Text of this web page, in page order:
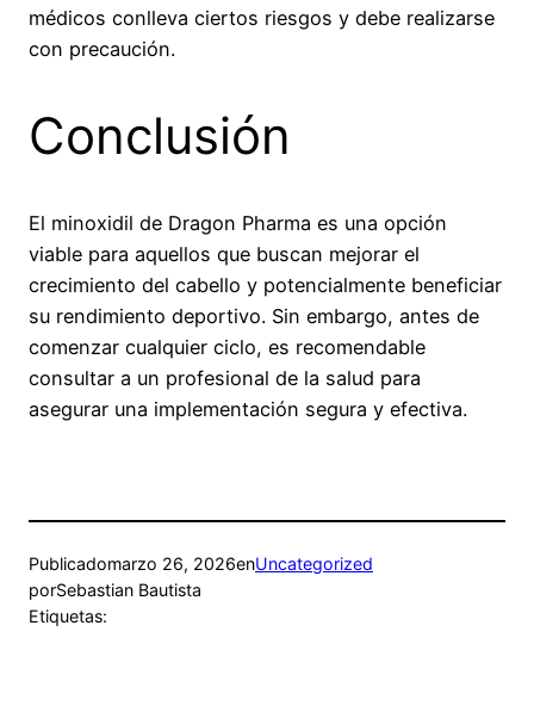
médicos conlleva ciertos riesgos y debe realizarse
con precaución.
Conclusión
El minoxidil de Dragon Pharma es una opción
viable para aquellos que buscan mejorar el
crecimiento del cabello y potencialmente beneficiar
su rendimiento deportivo. Sin embargo, antes de
comenzar cualquier ciclo, es recomendable
consultar a un profesional de la salud para
asegurar una implementación segura y efectiva.
Publicadomarzo 26, 2026enUncategorized
porSebastian Bautista
Etiquetas: